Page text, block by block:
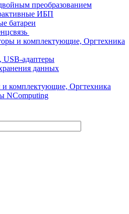
преобразованием
ИБП
батареи
и комплектующие, Оргтехника
USB-адаптеры
данных
комплектующие, Оргтехника
NComputing